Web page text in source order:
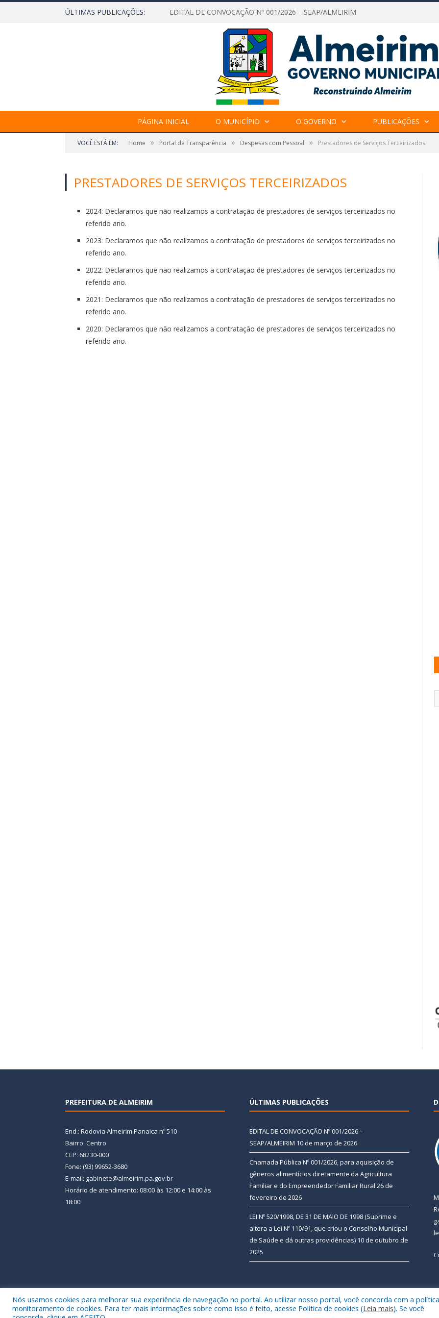
ÚLTIMAS PUBLICAÇÕES: EDITAL DE CONVOCAÇÃO Nº 001/2026 – SEAP/ALMEIRIM
PÁGINA INICIAL O MUNICÍPIO O GOVERNO PUBLICAÇÕES
VOCÊ ESTÁ EM: Home » Portal da Transparência » Despesas com Pessoal » Prestadores de Serviços Terceirizados
PRESTADORES DE SERVIÇOS TERCEIRIZADOS
2024: Declaramos que não realizamos a contratação de prestadores de serviços terceirizados no
referido ano.
2023: Declaramos que não realizamos a contratação de prestadores de serviços terceirizados no
referido ano.
2022: Declaramos que não realizamos a contratação de prestadores de serviços terceirizados no
referido ano.
2021: Declaramos que não realizamos a contratação de prestadores de serviços terceirizados no
referido ano.
2020: Declaramos que não realizamos a contratação de prestadores de serviços terceirizados no
referido ano.
PREFEITURA DE ALMEIRIM
End.: Rodovia Almeirim Panaica nº 510
Bairro: Centro
CEP: 68230-000
Fone: (93) 99652-3680
E-mail: gabinete@almeirim.pa.gov.br
Horário de atendimento: 08:00 às 12:00 e 14:00 às
18:00
ÚLTIMAS PUBLICAÇÕES
EDITAL DE CONVOCAÇÃO Nº 001/2026 –
SEAP/ALMEIRIM 10 de março de 2026
Chamada Pública Nº 001/2026, para aquisição de
gêneros alimentícios diretamente da Agricultura
Familiar e do Empreendedor Familiar Rural 26 de
fevereiro de 2026
LEI Nº 520/1998, DE 31 DE MAIO DE 1998 (Suprime e
altera a Lei Nº 110/91, que criou o Conselho Municipal
de Saúde e dá outras providências) 10 de outubro de
2025
Todos os direitos reservados a Prefeitura Municipal de Almeirim. Mapa do Site
Nós usamos cookies para melhorar sua experiência de navegação no portal. Ao utilizar nosso portal, você concorda com a
monitoramento de cookies. Para ter mais informações sobre como isso é feito, acesse Política de cookies (Leia mais). Se você